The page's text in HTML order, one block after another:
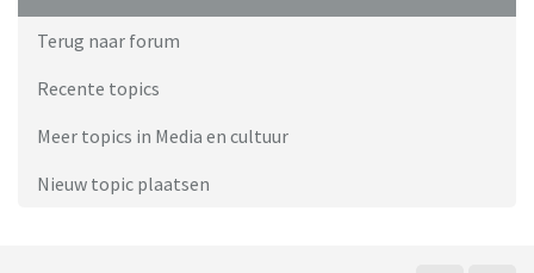
Terug naar forum
Recente topics
Meer topics in Media en cultuur
Nieuw topic plaatsen